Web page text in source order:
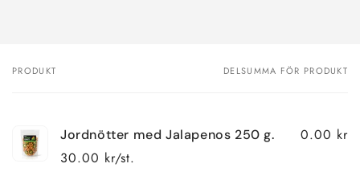
Din
PRODUKT DELSUMMA FÖR PRODUKT
Jordnötter med Jalapenos 250 g.
30.00 kr/st.
0.00 kr